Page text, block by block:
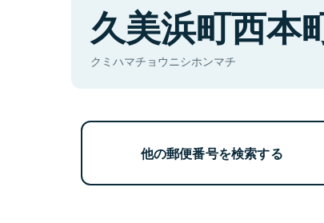
久美浜町西本
クミハマチョウニシホンマチ
他の郵便番号を検索する